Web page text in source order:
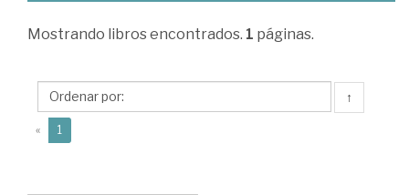
Brun,
Mostrando libros encontrados. 1 páginas.
↑
« 1